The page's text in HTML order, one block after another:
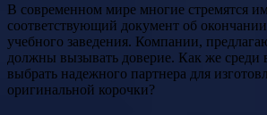
В современном мире многие стремятся
соответствующий документ об
учебного заведения. Компании,
должны вызывать доверие. Как же среди
выбрать надежного партнера для
оригинальной корочки?